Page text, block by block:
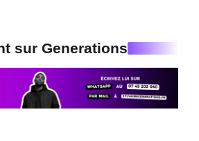
sur Generations